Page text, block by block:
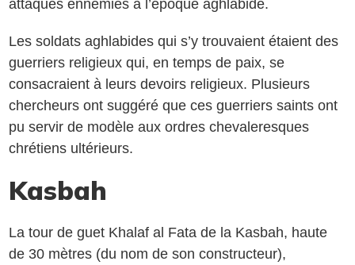
Les soldats aghlabides qui s’y trouvaient étaient des
guerriers religieux qui, en temps de paix, se
consacraient à leurs devoirs religieux. Plusieurs
chercheurs ont suggéré que ces guerriers saints ont
pu servir de modèle aux ordres chevaleresques
chrétiens ultérieurs.
Kasbah
La tour de guet Khalaf al Fata de la Kasbah, haute
de 30 mètres (du nom de son constructeur),